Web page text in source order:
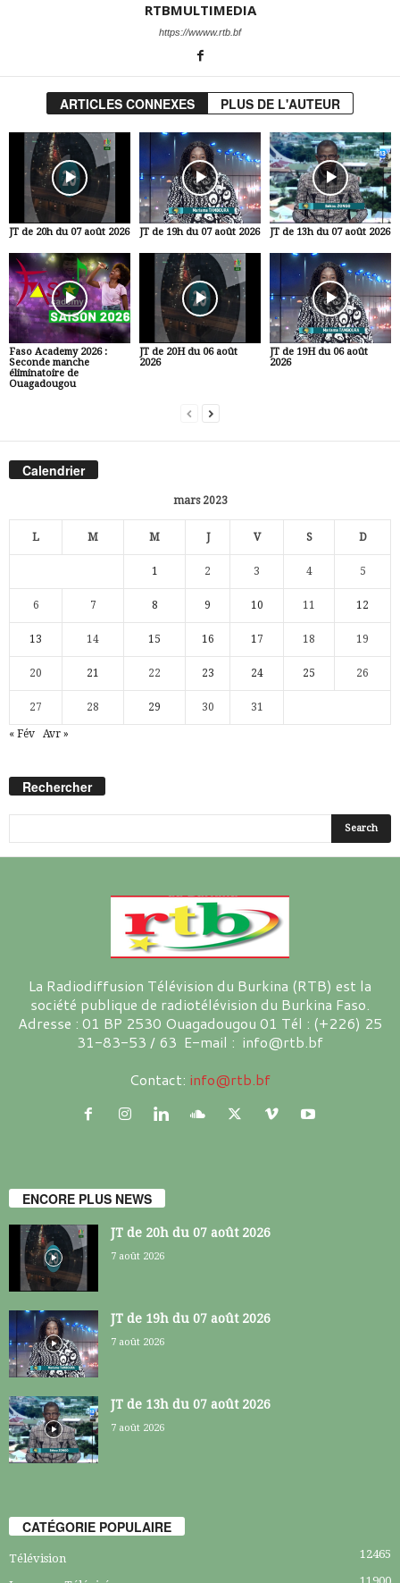
RTBMULTIMEDIA
https://wwww.rtb.bf
ARTICLES CONNEXES PLUS DE L'AUTEUR
JT de 20h du 07 août 2026 JT de 19h du 07 août 2026 JT de 13h du 07 août 2026
Faso Academy 2026 :
Seconde manche
éliminatoire de
Ouagadougou
JT de 20H du 06 août
2026
JT de 19H du 06 août
2026
Calendrier
mars 2023
L M M J V S D
1 2 3 4 5
6 7 8 9 10 11 12
13 14 15 16 17 18 19
20 21 22 23 24 25 26
27 28 29 30 31
« Fév Avr »
Rechercher
La Radiodiffusion Télévision du Burkina (RTB) est la
société publique de radiotélévision du Burkina Faso.
Adresse : 01 BP 2530 Ouagadougou 01 Tél : (+226) 25
31-83-53 / 63 E-mail : info@rtb.bf
Contact: info@rtb.bf
ENCORE PLUS NEWS
JT de 20h du 07 août 2026
7 août 2026
JT de 19h du 07 août 2026
7 août 2026
JT de 13h du 07 août 2026
7 août 2026
CATÉGORIE POPULAIRE
Télévision 12465